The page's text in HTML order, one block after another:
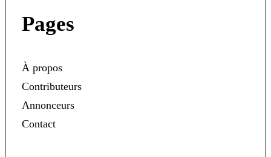
Pages
À propos
Contributeurs
Annonceurs
Contact